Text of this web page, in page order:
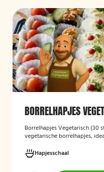
BORRELHAPJES
Borrelhapjes Vegetarisch (30
vegetarische borrelhapjes,
selectie die geschikt is voor
genieten van een feestelijke
Hapjesschaal